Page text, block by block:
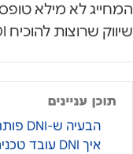
המחייג לא מילא
שיווק שרוצות להוכיח ROI לקוחות.
תוכן עניינים
הבעיה ש-DNI פותר
איך DNI עובד טכנית